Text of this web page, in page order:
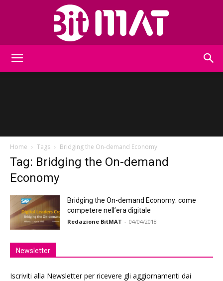
Home Tags Bridging the On-demand Economy
Tag: Bridging the On-demand
Economy
Bridging the On-demand Economy: come
competere nell’era digitale
Redazione BitMAT - 04/04/2018
Newsletter
Iscriviti alla Newsletter per ricevere gli aggiornamenti dai